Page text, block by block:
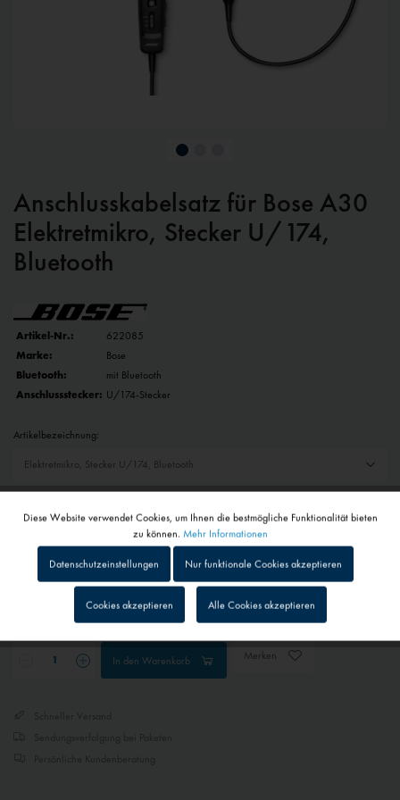
Anschlusskabelsatz für Bose A30
Elektretmikro, Stecker U/174,
Bluetooth
Artikel-Nr.:
622085
Marke:
Bose
Bluetooth:
mit Bluetooth
Anschlussstecker: U/174-Stecker
Artikelbezeichnung:
399,95 € *
inkl. MwSt.zzgl. Versandkosten
Lieferzeit auf Anfrage - Bitte kontaktieren Sie uns
In den Warenkorb Merken
Tracking Inaktiv
Personalisierung Inaktiv
Diese Website verwendet Cookies, um Ihnen die bestmögliche Funktionalität bieten
zu können. Mehr Informationen
Datenschutzeinstellungen Nur funktionale Cookies akzeptieren
Cookies akzeptieren Alle Cookies akzeptieren